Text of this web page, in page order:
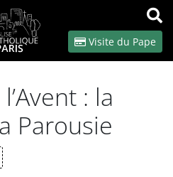
OK
Visite du Pape
: la
Parousie